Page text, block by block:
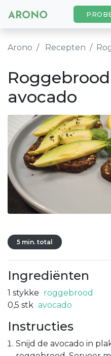
Arono Recepten
avocado
5 min. total
Ingrediënten
1 stykke roggebrood
0,5 stk avocado
Instructies
Snijd de avocado in